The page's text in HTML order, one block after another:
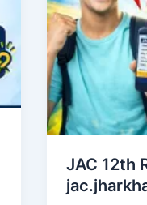
JAC 12th